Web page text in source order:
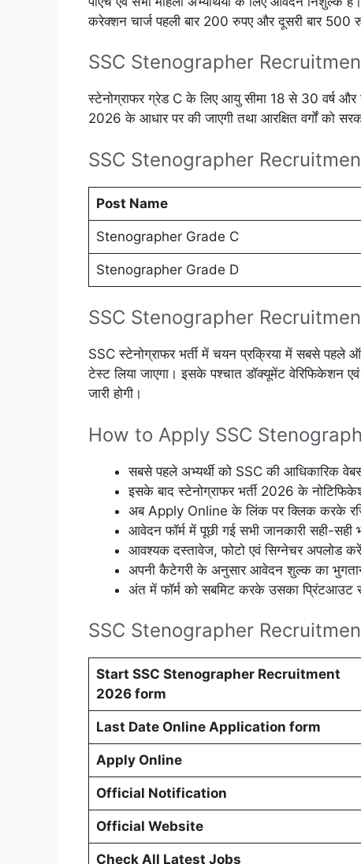
करेक्शन चार्ज पहली बार 200 रुपए और दूसरी बार 500
SSC Stenographer
स्टेनोग्राफर ग्रेड C के लिए आयु सीमा 18 से 30 वर्ष
2026 के आधार पर की जाएगी तथा आरक्षित वर्गों को
SSC Stenographer
Post Name
Stenographer Grade C
Stenographer Grade D
SSC Stenographer
SSC स्टेनोग्राफर भर्ती में चयन प्रक्रिया में सबसे पहले
टेस्ट लिया जाएगा। इसके पश्चात डॉक्यूमेंट वेरिफिकेशन
जारी होगी।
How to Apply SSC
सबसे पहले अभ्यर्थी को SSC की आधिकारिक
इसके बाद स्टेनोग्राफर भर्ती 2026 के
अब Apply Online के लिंक पर क्लिक करके
आवेदन फॉर्म में पूछी गई सभी जानकारी सही-सही
आवश्यक दस्तावेज, फोटो एवं सिग्नेचर अपलोड
अपनी कैटेगरी के अनुसार आवेदन शुल्क का
अंत में फॉर्म को सबमिट करके उसका प्रिंटआउट
SSC Stenographer
Start SSC Stenographer Recruitment
2026 form
Last Date Online Application form
Apply Online
Official Notification
Official Website
Check All Latest Jobs